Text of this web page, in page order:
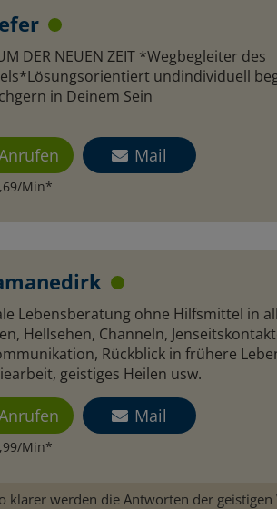
DER NEUEN ZEIT *Wegbegleiter des
undindividuell
in Deinem Sein
Min*
Mail
Lebensberatung ohne Hilfsmittel in
Hellsehen, Channeln,
Rückblick in frühere
geistiges Heilen usw.
Min*
Mail
klarer werden die Antworten der geistigen